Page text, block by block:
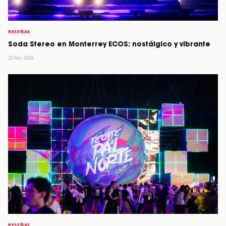
RESEÑAS
Soda Stereo en Monterrey ECOS: nostálgico y vibrante
22 Abr, 2026